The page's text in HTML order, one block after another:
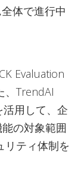
体で進行中
Evaluation
、TrendAI
用して、企
の対象範囲
リティ体制を